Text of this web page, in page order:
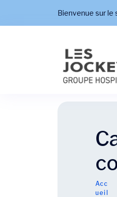
Bienvenue sur le
Acc
ueil